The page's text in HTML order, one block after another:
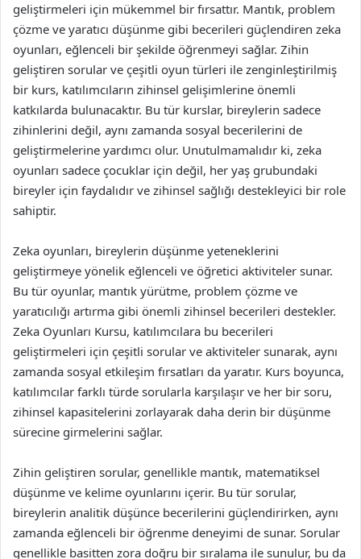
geliştirmeleri için mükemmel bir fırsattır. Mantık, problem
çözme ve yaratıcı düşünme gibi becerileri güçlendiren zeka
oyunları, eğlenceli bir şekilde öğrenmeyi sağlar. Zihin
geliştiren sorular ve çeşitli oyun türleri ile zenginleştirilmiş
bir kurs, katılımcıların zihinsel gelişimlerine önemli
katkılarda bulunacaktır. Bu tür kurslar, bireylerin sadece
zihinlerini değil, aynı zamanda sosyal becerilerini de
geliştirmelerine yardımcı olur. Unutulmamalıdır ki, zeka
oyunları sadece çocuklar için değil, her yaş grubundaki
bireyler için faydalıdır ve zihinsel sağlığı destekleyici bir role
sahiptir.
Zeka oyunları, bireylerin düşünme yeteneklerini
geliştirmeye yönelik eğlenceli ve öğretici aktiviteler sunar.
Bu tür oyunlar, mantık yürütme, problem çözme ve
yaratıcılığı artırma gibi önemli zihinsel becerileri destekler.
Zeka Oyunları Kursu, katılımcılara bu becerileri
geliştirmeleri için çeşitli sorular ve aktiviteler sunarak, aynı
zamanda sosyal etkileşim fırsatları da yaratır. Kurs boyunca,
katılımcılar farklı türde sorularla karşılaşır ve her bir soru,
zihinsel kapasitelerini zorlayarak daha derin bir düşünme
sürecine girmelerini sağlar.
Zihin geliştiren sorular, genellikle mantık, matematiksel
düşünme ve kelime oyunlarını içerir. Bu tür sorular,
bireylerin analitik düşünce becerilerini güçlendirirken, aynı
zamanda eğlenceli bir öğrenme deneyimi de sunar. Sorular
genellikle basitten zora doğru bir sıralama ile sunulur, bu da